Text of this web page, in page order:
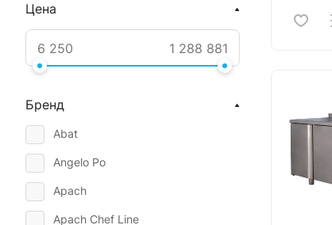
Цена
Бренд
Abat
Angelo Po
Apach
Apach Chef Line